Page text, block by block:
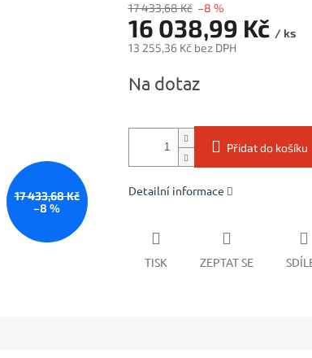
17 433,68 Kč
–8 %
17 433,68 Kč –8 %
16 038,99 Kč / ks
13 255,36 Kč bez DPH
cena:
Na dotaz
Přidat do košíku
Detailní informace
TISK ZEPTAT SE